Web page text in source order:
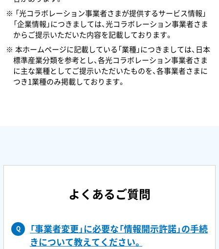
「光コラボレーション事業者さまが提供するサービス情報」
「企業情報」につきましては、光コラボレーション事業者さま
からご提示いただいた内容を記載しております。
本ホームページに記載している「業種」につきましては、日本
標準産業分類を参考とし、各光コラボレーション事業者さま
に主な業種としてご提示いただいたものを、各事業者さまに
つき1業種のみ掲載しております。
よくあるご質問
Q
「事業者変更」に必要な「情報開示許諾」の手続
きについて教えてください。